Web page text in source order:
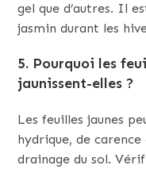
gel que d’autres. Il
jasmin durant les
5. Pourquoi les
jaunissent-elles ?
Les feuilles jaunes
hydrique, de
drainage du sol.